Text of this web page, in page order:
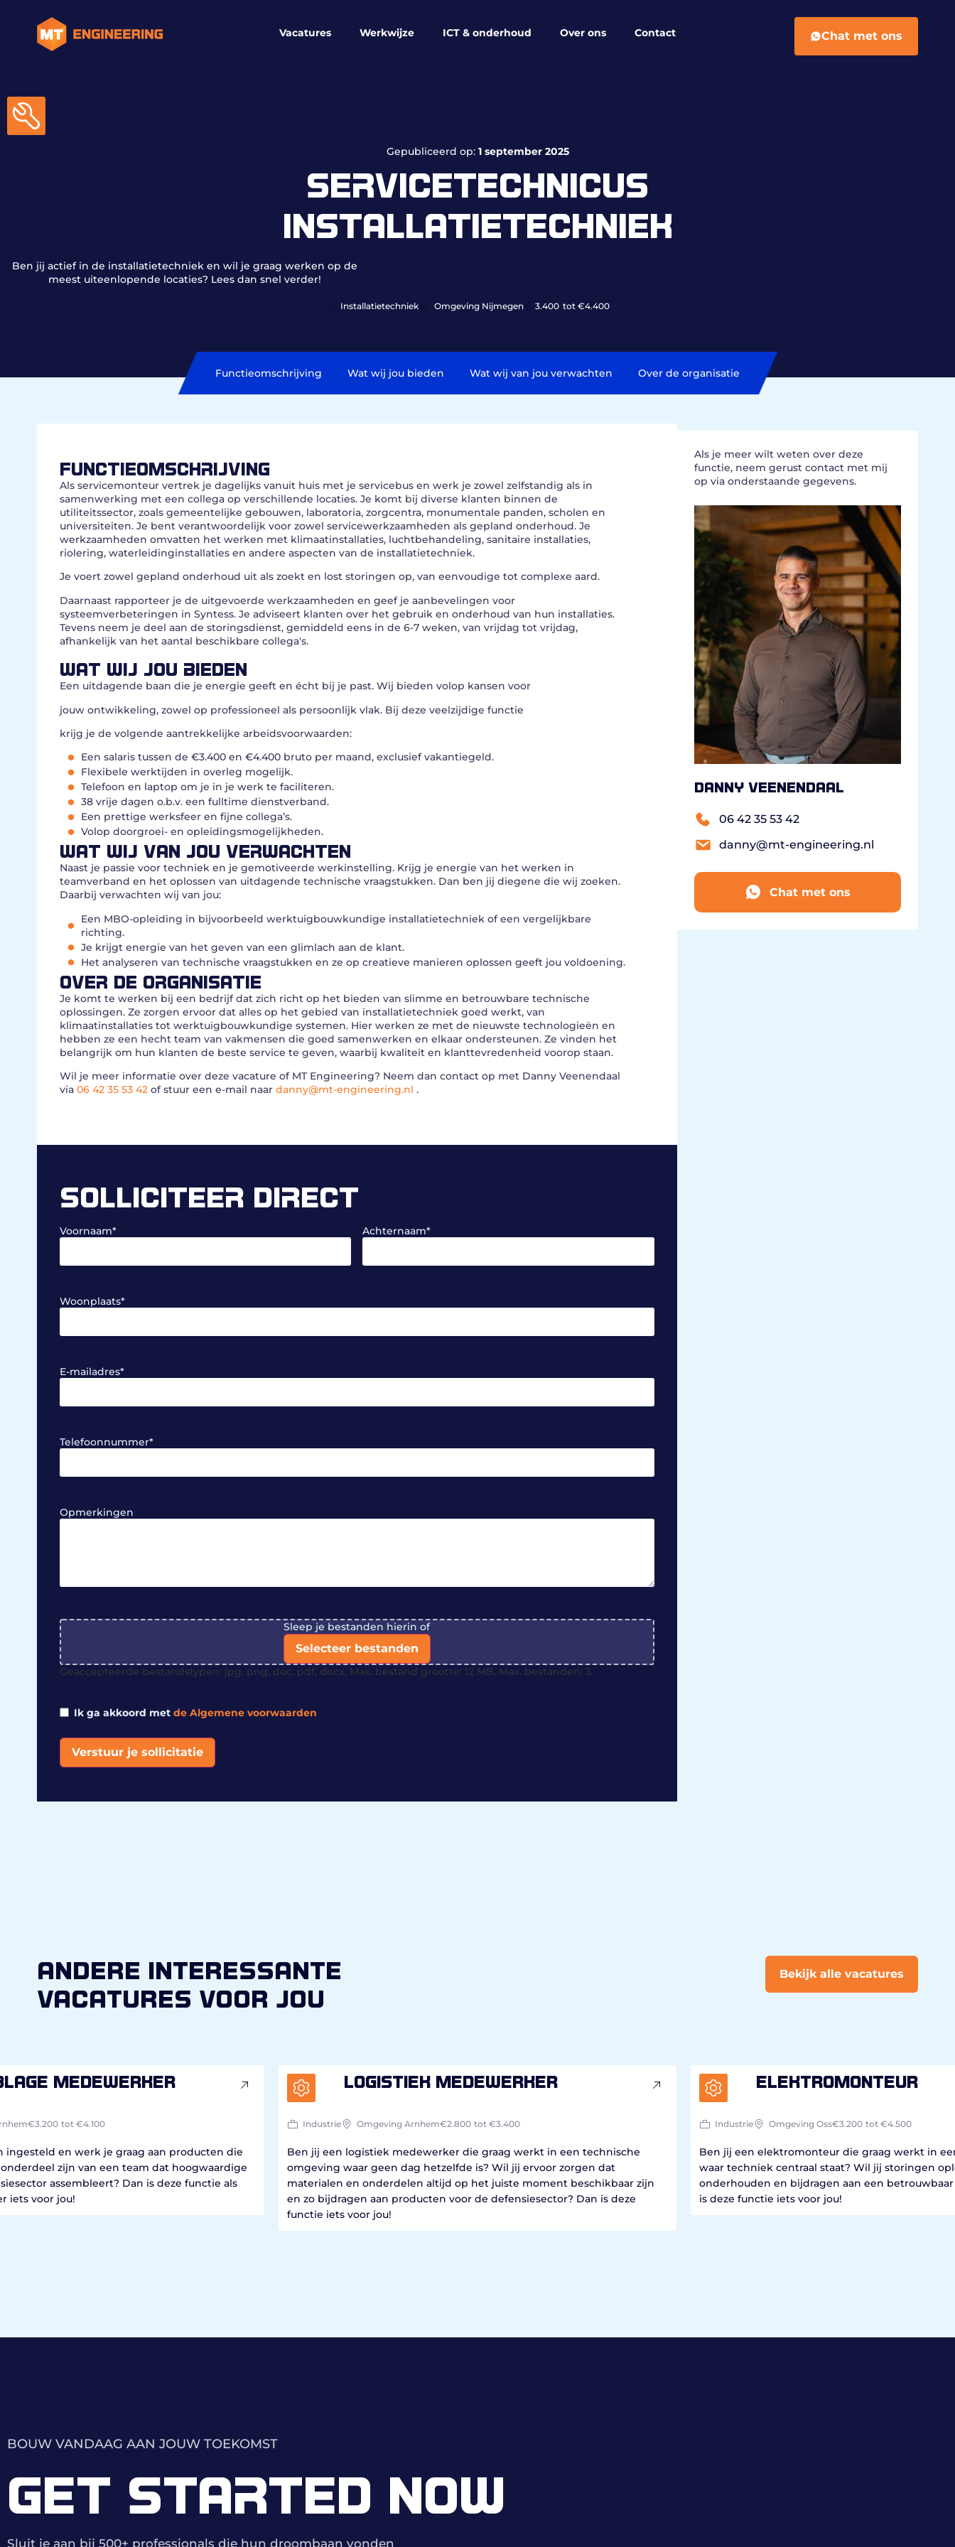
Vacatures Werkwijze ICT & onderhoud Over ons Contact Chat met ons
Gepubliceerd op: 1 september 2025
SERVICETECHNICUS
INSTALLATIETECHNIEK
Ben jij actief in de installatietechniek en wil je graag werken op de
meest uiteenlopende locaties? Lees dan snel verder!
Installatietechniek Omgeving Nijmegen 3.400 tot €4.400
Functieomschrijving Wat wij jou bieden Wat wij van jou verwachten Over de organisatie
FUNCTIEOMSCHRIJVING
Als servicemonteur vertrek je dagelijks vanuit huis met je servicebus en werk je zowel zelfstandig als in
samenwerking met een collega op verschillende locaties. Je komt bij diverse klanten binnen de
utiliteitssector, zoals gemeentelijke gebouwen, laboratoria, zorgcentra, monumentale panden, scholen en
universiteiten. Je bent verantwoordelijk voor zowel servicewerkzaamheden als gepland onderhoud. Je
werkzaamheden omvatten het werken met klimaatinstallaties, luchtbehandeling, sanitaire installaties,
riolering, waterleidinginstallaties en andere aspecten van de installatietechniek.
Je voert zowel gepland onderhoud uit als zoekt en lost storingen op, van eenvoudige tot complexe aard.
Daarnaast rapporteer je de uitgevoerde werkzaamheden en geef je aanbevelingen voor
systeemverbeteringen in Syntess. Je adviseert klanten over het gebruik en onderhoud van hun installaties.
Tevens neem je deel aan de storingsdienst, gemiddeld eens in de 6-7 weken, van vrijdag tot vrijdag,
afhankelijk van het aantal beschikbare collega's.
WAT WIJ JOU BIEDEN
Een uitdagende baan die je energie geeft en écht bij je past. Wij bieden volop kansen voor
jouw ontwikkeling, zowel op professioneel als persoonlijk vlak. Bij deze veelzijdige functie
krijg je de volgende aantrekkelijke arbeidsvoorwaarden:
Een salaris tussen de €3.400 en €4.400 bruto per maand, exclusief vakantiegeld.
Flexibele werktijden in overleg mogelijk.
Telefoon en laptop om je in je werk te faciliteren.
38 vrije dagen o.b.v. een fulltime dienstverband.
Een prettige werksfeer en fijne collega’s.
Volop doorgroei- en opleidingsmogelijkheden.
WAT WIJ VAN JOU VERWACHTEN
Naast je passie voor techniek en je gemotiveerde werkinstelling. Krijg je energie van het werken in
teamverband en het oplossen van uitdagende technische vraagstukken. Dan ben jij diegene die wij zoeken.
Daarbij verwachten wij van jou:
Een MBO-opleiding in bijvoorbeeld werktuigbouwkundige installatietechniek of een vergelijkbare
richting.
Je krijgt energie van het geven van een glimlach aan de klant.
Het analyseren van technische vraagstukken en ze op creatieve manieren oplossen geeft jou voldoening.
OVER DE ORGANISATIE
Je komt te werken bij een bedrijf dat zich richt op het bieden van slimme en betrouwbare technische
oplossingen. Ze zorgen ervoor dat alles op het gebied van installatietechniek goed werkt, van
klimaatinstallaties tot werktuigbouwkundige systemen. Hier werken ze met de nieuwste technologieën en
hebben ze een hecht team van vakmensen die goed samenwerken en elkaar ondersteunen. Ze vinden het
belangrijk om hun klanten de beste service te geven, waarbij kwaliteit en klanttevredenheid voorop staan.
Wil je meer informatie over deze vacature of MT Engineering? Neem dan contact op met Danny Veenendaal
via 06 42 35 53 42 of stuur een e-mail naar danny@mt-engineering.nl .
SOLLICITEER DIRECT
Voornaam* Achternaam*
Woonplaats*
E-mailadres*
Telefoonnummer*
Opmerkingen
File Sleep je bestanden hierin of
Selecteer bestanden
Geaccepteerde bestandstypen: jpg, png, doc, pdf, docx, Max. bestand grootte: 12 MB, Max. bestanden: 3.
Ik ga akkoord met de Algemene voorwaarden
Verstuur je sollicitatie
Als je meer wilt weten over deze
functie, neem gerust contact met mij
op via onderstaande gegevens.
Danny Veenendaal
06 42 35 53 42
danny@mt-engineering.nl
Chat met ons
andere interessante
vacatures voor jou
Bekijk alle vacatures
medewerker
€3.200 tot €4.100
ingesteld en werk je graag aan producten die
zijn van een team dat hoogwaardige
assembleert? Dan is deze functie als
iets voor jou!
Logistiek medewerker
Industrie Omgeving Arnhem€2.800 tot €3.400
Ben jij een logistiek medewerker die graag werkt in een technische
omgeving waar geen dag hetzelfde is? Wil jij ervoor zorgen dat
materialen en onderdelen altijd op het juiste moment beschikbaar zijn
en zo bijdragen aan producten voor de defensiesector? Dan is deze
functie iets voor jou!
Elektromonteur
Industrie Omgeving Oss€3.200 tot €4.500
Ben jij een elektromonteur die graag werkt in
waar techniek centraal staat? Wil jij storingen
onderhouden en bijdragen aan een
is deze functie iets voor jou!
BOUW VANDAAG AAN JOUW TOEKOMST
GET STARTED NOW
Sluit je aan bij 500+ professionals die hun droombaan vonden